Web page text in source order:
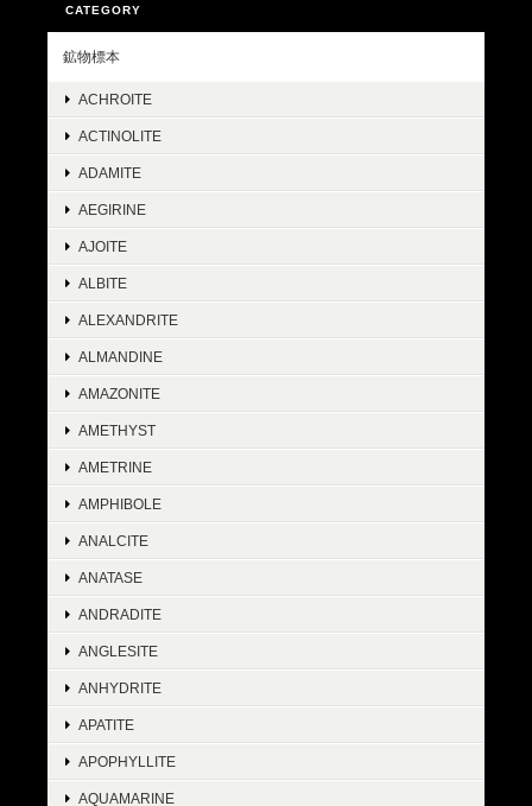
CATEGORY
鉱物標本
ACHROITE
ACTINOLITE
ADAMITE
AEGIRINE
AJOITE
ALBITE
ALEXANDRITE
ALMANDINE
AMAZONITE
AMETHYST
AMETRINE
AMPHIBOLE
ANALCITE
ANATASE
ANDRADITE
ANGLESITE
ANHYDRITE
APATITE
APOPHYLLITE
AQUAMARINE